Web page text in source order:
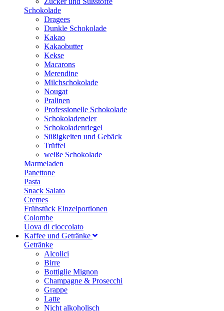
Schokolade
Dragees
Dunkle Schokolade
Kakao
Kakaobutter
Kekse
Macarons
Merendine
Milchschokolade
Nougat
Pralinen
Professionelle Schokolade
Schokoladeneier
Schokoladenriegel
Süßigkeiten und Gebäck
Trüffel
weiße Schokolade
Marmeladen
Panettone
Pasta
Snack Salato
Cremes
Frühstück Einzelportionen
Colombe
Uova di cioccolato
Kaffee und Getränke
Getränke
Alcolici
Birre
Bottiglie Mignon
Champagne & Prosecchi
Grappe
Latte
Nicht alkoholisch